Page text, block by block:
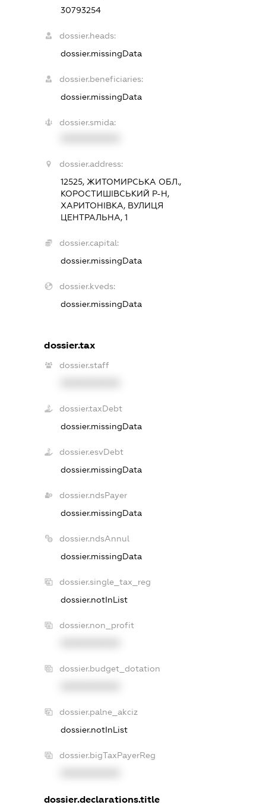
30793254
dossier.heads:
dossier.missingData
dossier.beneficiaries:
dossier.missingData
dossier.smida:
dossier.address:
12525, ЖИТОМИРСЬКА ОБЛ.,
КОРОСТИШІВСЬКИЙ Р-Н,
ХАРИТОНІВКА, ВУЛИЦЯ
ЦЕНТРАЛЬНА, 1
dossier.capital:
dossier.missingData
dossier.kveds:
dossier.missingData
dossier.tax
dossier.staff
dossier.taxDebt
dossier.missingData
dossier.esvDebt
dossier.missingData
dossier.ndsPayer
dossier.missingData
dossier.ndsAnnul
dossier.missingData
dossier.single_tax_reg
dossier.notInList
dossier.non_profit
dossier.budget_dotation
dossier.palne_akciz
dossier.notInList
dossier.bigTaxPayerReg
dossier.declarations.title